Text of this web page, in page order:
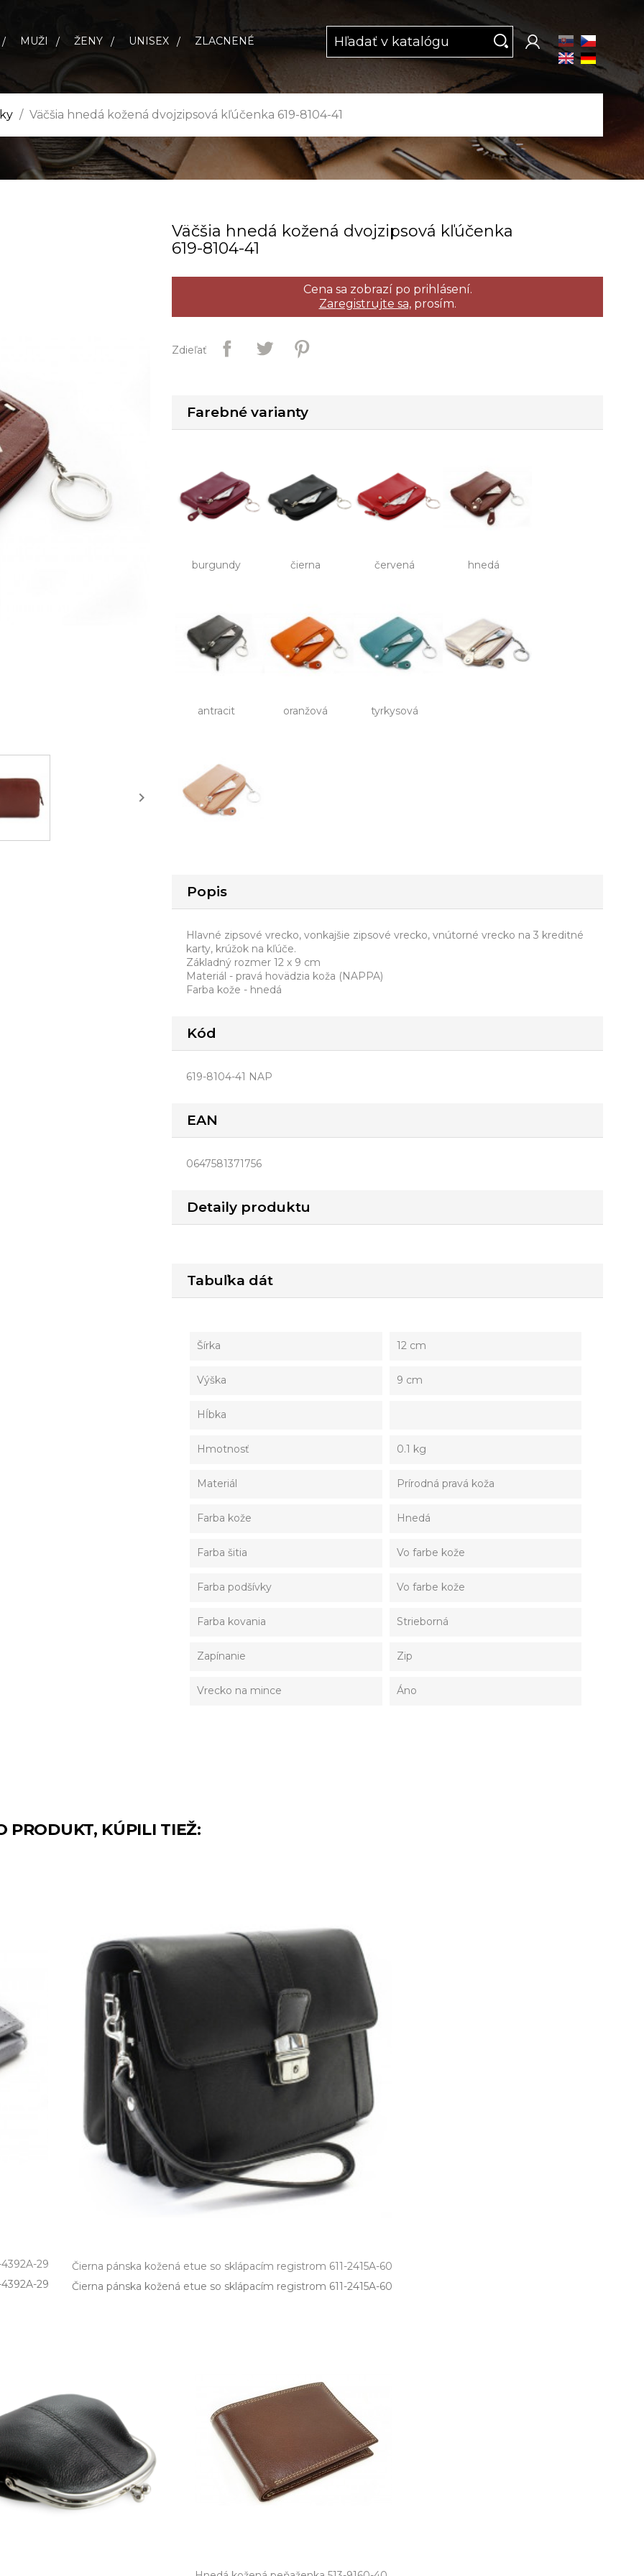
MUŽI ŽENY UNISEX ZLACNENÉ
Väčšia hnedá kožená dvojzipsová kľúčenka 619-8104-41

Väčšia hnedá kožená dvojzipsová kľúčenka
619­-8104­-41
Cena sa zobrazí po prihlásení.
Zaregistrujte sa,prosím.
Zdieľať
Farebné varianty
burgundy čierna červená hnedá
antracit oranžová tyrkysová
Popis
Hlavné zipsové vrecko, vonkajšie zipsové vrecko, vnútorné vrecko na 3 kreditné
karty, krúžok na kľúče.
Základný rozmer 12 x 9 cm
Materiál - pravá hovädzia koža (NAPPA)
Farba kože - hnedá
Kód
619-8104-41 NAP
EAN
0647581371756
Detaily produktu
Tabuľka dát
Šírka 12 cm
Výška 9 cm
Hĺbka
Hmotnosť 0.1 kg
Materiál Prírodná pravá koža
Farba kože Hnedá
Farba šitia Vo farbe kože
Farba podšívky Vo farbe kože
Farba kovania Strieborná
Zapínanie Zip
Vrecko na mince Áno
PRODUKT, KÚPILI TIEŽ:
29
29
Čierna pánska kožená etue so sklápacím registrom 611-2415A-60
Čierna pánska kožená etue so sklápacím registrom 611­-2415A­-60